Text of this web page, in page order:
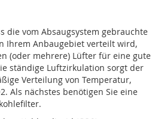
die vom Absaugsystem gebrauchte
Ihrem Anbaugebiet verteilt wird,
(oder mehrere) Lüfter für eine gute
ständige Luftzirkulation sorgt der
Verteilung von Temperatur,
Als nächstes benötigen Sie eine